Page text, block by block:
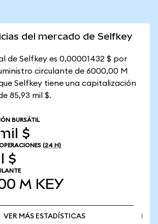
del mercado de Selfkey
de Selfkey es 0,00001432 $ por
circulante de 6000,00 M
Selfkey tiene una capitalización
85,93 mil $.
BURSÁTIL
$
(24 H)
$
M KEY
VER MÁS ESTADÍSTICAS